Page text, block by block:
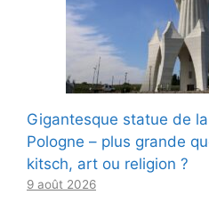
Gigantesque statue de
Pologne – plus grande
kitsch, art ou religion ?
9 août 2026